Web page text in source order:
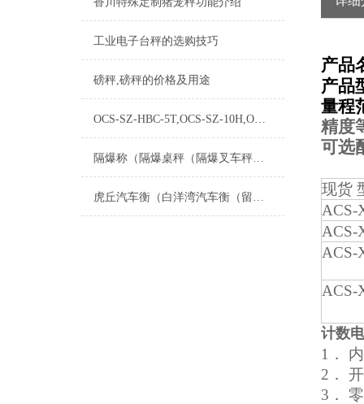
工业电子台秤的选购技巧
磅秤,磅秤的价格及用途
OCS-SZ-HBC-5T,OCS-SZ-10H,OCS-SZ-20H,OCS-SZ-30T电子吊钩秤
隔爆称（隔爆桌秤（隔爆叉车秤的区别在哪里
虎丘汽车衡（白洋湾汽车衡（留园汽车衡）葑门汽车衡）金阊汽车衡维修
产品
产品
量程
精度
可选
现货
ACS-
ACS-
ACS-
ACS-
计数
1 ．
2．
3．